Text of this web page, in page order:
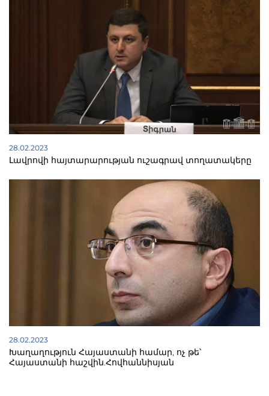
28.02.2023
Լավրովի հայտարարության ուշագրավ տողատակերը
28.02.2023
Խաղաղություն Հայաստանի համար, ոչ թե՝
Հայաստանի հաշվին.Հովհաննիսյան